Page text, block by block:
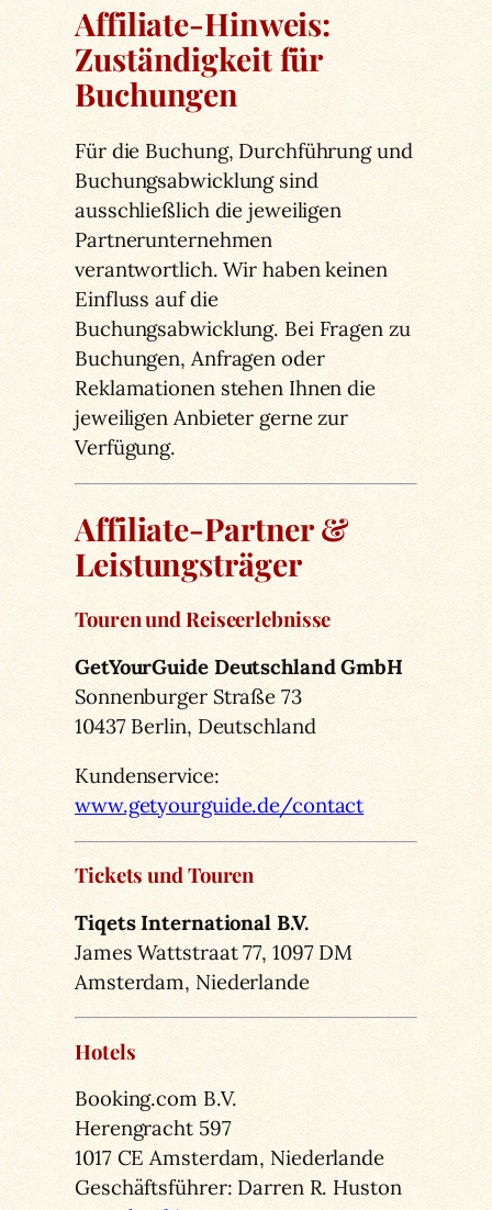
Affiliate-Hinweis:
Zuständigkeit für
Buchungen
Für die Buchung, Durchführung und
Buchungsabwicklung sind
ausschließlich die jeweiligen
Partnerunternehmen
verantwortlich. Wir haben keinen
Einfluss auf die
Buchungsabwicklung. Bei Fragen zu
Buchungen, Anfragen oder
Reklamationen stehen Ihnen die
jeweiligen Anbieter gerne zur
Verfügung.
Affiliate-Partner &
Leistungsträger
Touren und Reiseerlebnisse
GetYourGuide Deutschland GmbH
Sonnenburger Straße 73
10437 Berlin, Deutschland
Kundenservice:
www.getyourguide.de/contact
Tickets und Touren
Tiqets International B.V.
James Wattstraat 77, 1097 DM
Amsterdam, Niederlande
Hotels
Booking.com B.V.
Herengracht 597
1017 CE Amsterdam, Niederlande
Geschäftsführer: Darren R. Huston